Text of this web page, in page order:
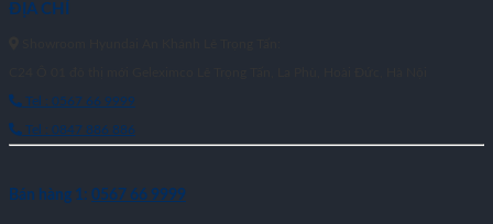
ĐỊA CHỈ
Tel : 0567 66 9999
Tel : 0847 886 886
Bán hàng 1: 0567 66 9999